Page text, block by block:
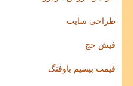
طراحی سایت
فیش حج
قیمت بیسیم باوفنگ